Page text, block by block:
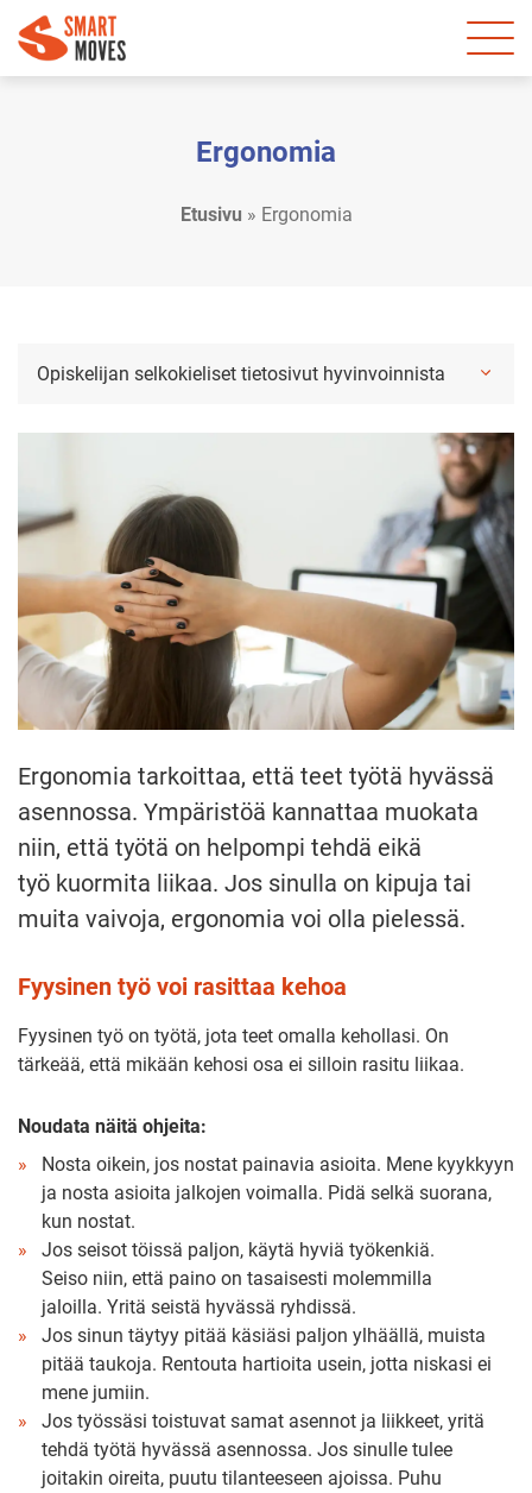
Ergonomia
Etusivu » Ergonomia
Opiskelijan selkokieliset tietosivut hyvinvoinnista
Ergonomia tarkoittaa, että teet työtä hyvässä
asennossa. Ympäristöä kannattaa muokata
niin, että työtä on helpompi tehdä eikä
työ kuormita liikaa. Jos sinulla on kipuja tai
muita vaivoja, ergonomia voi olla pielessä.
Fyysinen työ voi rasittaa kehoa
Fyysinen työ on työtä, jota teet omalla kehollasi. On
tärkeää, että mikään kehosi osa ei silloin rasitu liikaa.
Noudata näitä ohjeita:
Nosta oikein, jos nostat painavia asioita. Mene kyykkyyn
ja nosta asioita jalkojen voimalla. Pidä selkä suorana,
kun nostat.
Jos seisot töissä paljon, käytä hyviä työkenkiä.
Seiso niin, että paino on tasaisesti molemmilla
jaloilla. Yritä seistä hyvässä ryhdissä.
Jos sinun täytyy pitää käsiäsi paljon ylhäällä, muista
pitää taukoja. Rentouta hartioita usein, jotta niskasi ei
mene jumiin.
Jos työssäsi toistuvat samat asennot ja liikkeet, yritä
tehdä työtä hyvässä asennossa. Jos sinulle tulee
joitakin oireita, puutu tilanteeseen ajoissa. Puhu